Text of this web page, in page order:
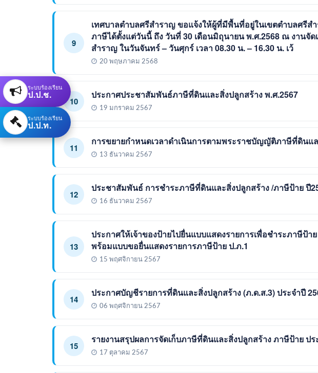
9
เทศบาลตำบลศรีสำราญ ขอแจ้งให้ผู้ที่มีพื้นที่อยู่ในเขตตำบลศรี
ภาษีได้ตั้งแต่วันนี้ ถึง วันที่ 30 เดือนมิถุนายน พ.ศ.2568 ณ งานจัด
สำราญ ในวันจันทร์ – วันศุกร์ เวลา 08.30 น. – 16.30 น. เว้
20 พฤษภาคม 2568
10
ประกาศประชาสัมพันธ์ภาษีที่ดินและสิ่งปลูกสร้าง พ.ศ.2567
19 มกราคม 2567
11
การขยายกำหนดเวลาดำเนินการตามพระราชบัญญัติภาษีที่ดินแ
13 ธันวาคม 2567
12
ประชาสัมพันธ์ การชำระภาษีที่ดินและสิ่งปลูกสร้าง /ภาษีป้าย ปี
16 ธันวาคม 2567
13
ประกาศให้เจ้าของป้ายไปยื่นแบบแสดงรายการเพื่อชำระภาษีป้
พร้อมแบบขอยื่นแสดงรายการภาษีป้าย ป.ภ.1
15 พฤศจิกายน 2567
14
ประกาศบัญชีรายการที่ดินและสิ่งปลูกสร้าง (ภ.ด.ส.3) ประจำปี
06 พฤศจิกายน 2567
15
รายงานสรุปผลการจัดเก็บภาษีที่ดินและสิ่งปลูกสร้าง ภาษีป้าย ป
17 ตุลาคม 2567
ระบบร้องเรียน
ป.ป.ช.
ระบบร้องเรียน
ป.ป.ท.